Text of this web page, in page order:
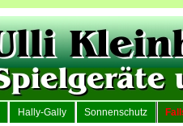
Hally-Gally Sonnenschutz